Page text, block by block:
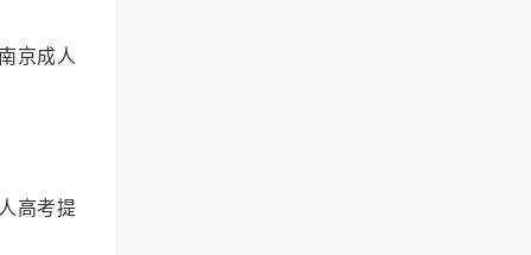
京成人
高考提